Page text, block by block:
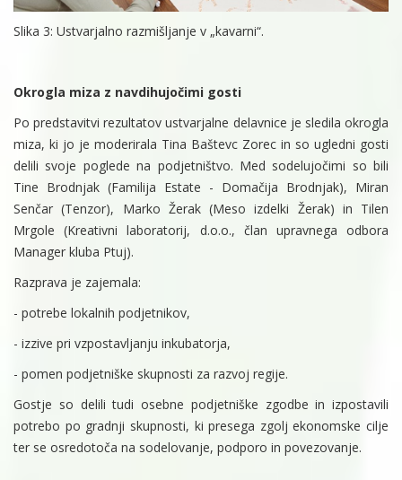
Slika 3: Ustvarjalno razmišljanje v „kavarni“.
Okrogla miza z navdihujočimi gosti
Po predstavitvi rezultatov ustvarjalne delavnice je sledila okrogla
miza, ki jo je moderirala Tina Baštevc Zorec in so ugledni gosti
delili svoje poglede na podjetništvo. Med sodelujočimi so bili
Tine Brodnjak (Familija Estate - Domačija Brodnjak), Miran
Senčar (Tenzor), Marko Žerak (Meso izdelki Žerak) in Tilen
Mrgole (Kreativni laboratorij, d.o.o., član upravnega odbora
Manager kluba Ptuj).
Razprava je zajemala:
- potrebe lokalnih podjetnikov,
- izzive pri vzpostavljanju inkubatorja,
- pomen podjetniške skupnosti za razvoj regije.
Gostje so delili tudi osebne podjetniške zgodbe in izpostavili
potrebo po gradnji skupnosti, ki presega zgolj ekonomske cilje
ter se osredotoča na sodelovanje, podporo in povezovanje.